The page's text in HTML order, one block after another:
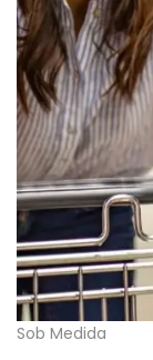
Sob Medida